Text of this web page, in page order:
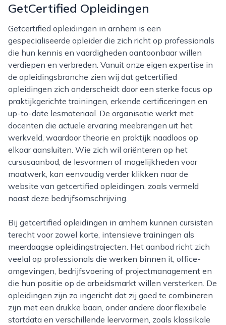
GetCertified Opleidingen
Getcertified opleidingen in arnhem is een
gespecialiseerde opleider die zich richt op professionals
die hun kennis en vaardigheden aantoonbaar willen
verdiepen en verbreden. Vanuit onze eigen expertise in
de opleidingsbranche zien wij dat getcertified
opleidingen zich onderscheidt door een sterke focus op
praktijkgerichte trainingen, erkende certificeringen en
up-to-date lesmateriaal. De organisatie werkt met
docenten die actuele ervaring meebrengen uit het
werkveld, waardoor theorie en praktijk naadloos op
elkaar aansluiten. Wie zich wil oriënteren op het
cursusaanbod, de lesvormen of mogelijkheden voor
maatwerk, kan eenvoudig verder klikken naar de
website van getcertified opleidingen, zoals vermeld
naast deze bedrijfsomschrijving.
Bij getcertified opleidingen in arnhem kunnen cursisten
terecht voor zowel korte, intensieve trainingen als
meerdaagse opleidingstrajecten. Het aanbod richt zich
veelal op professionals die werken binnen it, office-
omgevingen, bedrijfsvoering of projectmanagement en
die hun positie op de arbeidsmarkt willen versterken. De
opleidingen zijn zo ingericht dat zij goed te combineren
zijn met een drukke baan, onder andere door flexibele
startdata en verschillende leervormen, zoals klassikale